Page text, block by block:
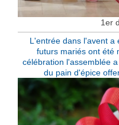
1er
L'entrée dans l'avent a
futurs mariés ont été
célébration l'assemblée
du pain d'épice